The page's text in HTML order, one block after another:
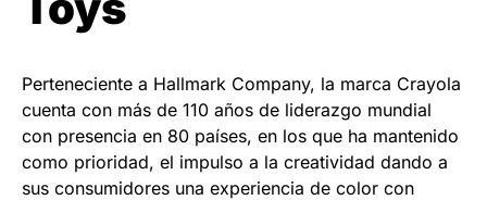
Perteneciente a Hallmark Company, la marca Crayola
cuenta con más de 110 años de liderazgo mundial
con presencia en 80 países, en los que ha mantenido
como prioridad, el impulso a la creatividad dando a
sus consumidores una experiencia de color con